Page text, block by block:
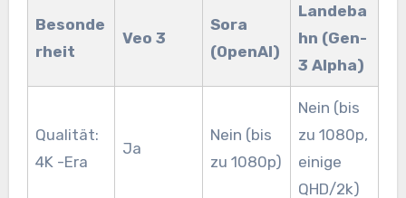
Besonde
rheit
Veo 3
Sora
(OpenAI)
Landeba
hn (Gen-
3 Alpha)
Qualität:
4K -Era
Ja
Nein (bis
zu 1080p)
Nein (bis
zu 1080p,
einige
QHD/2k)